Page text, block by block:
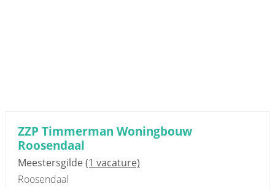
ZZP Timmerman Woningbouw
Roosendaal
Meestersgilde(1 vacature)
Roosendaal